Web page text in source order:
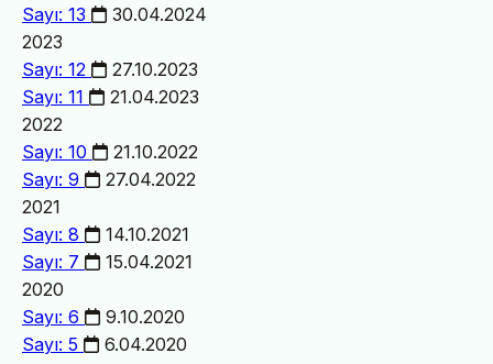
Sayı: 13
30.04.2024
2023
Sayı: 12
27.10.2023
Sayı: 11
21.04.2023
2022
Sayı: 10
21.10.2022
Sayı: 9
27.04.2022
2021
Sayı: 8
14.10.2021
Sayı: 7
15.04.2021
2020
Sayı: 6
9.10.2020
Sayı: 5
6.04.2020